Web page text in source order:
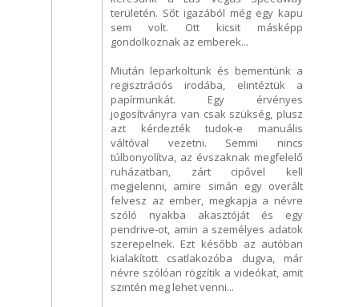
területén. Sőt igazából még egy kapu
sem volt. Ott kicsit másképp
gondolkoznak az emberek...
Miután leparkoltunk és bementünk a
regisztrációs irodába, elintéztük a
papírmunkát. Egy érvényes
jogosítványra van csak szükség, plusz
azt kérdezték tudok-e manuális
váltóval vezetni. Semmi nincs
túlbonyolítva, az évszaknak megfelelő
ruházatban, zárt cipővel kell
megjelenni, amire simán egy overált
felvesz az ember, megkapja a névre
szóló nyakba akasztóját és egy
pendrive-ot, amin a személyes adatok
szerepelnek. Ezt később az autóban
kialakított csatlakozóba dugva, már
névre szólóan rögzítik a videókat, amit
szintén meg lehet venni...